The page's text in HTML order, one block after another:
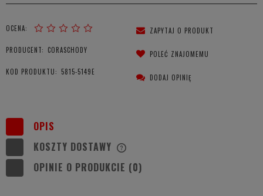
OCENA:
PRODUCENT: CORASCHODY
KOD PRODUKTU: 5815-5149E
ZAPYTAJ O PRODUKT
POLEĆ ZNAJOMEMU
DODAJ OPINIĘ
OPIS
KOSZTY DOSTAWY
KOSZTÓW PŁATNOŚCI
OPINIE O PRODUKCIE (0)